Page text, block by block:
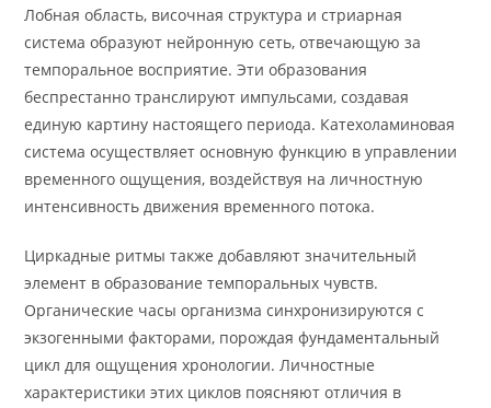
Лобная область, височная структура и стриарная
система образуют нейронную сеть, отвечающую за
темпоральное восприятие. Эти образования
беспрестанно транслируют импульсами, создавая
единую картину настоящего периода. Катехоламиновая
система осуществляет основную функцию в управлении
временного ощущения, воздействуя на личностную
интенсивность движения временного потока.
Циркадные ритмы также добавляют значительный
элемент в образование темпоральных чувств.
Органические часы организма синхронизируются с
экзогенными факторами, порождая фундаментальный
цикл для ощущения хронологии. Личностные
характеристики этих циклов поясняют отличия в